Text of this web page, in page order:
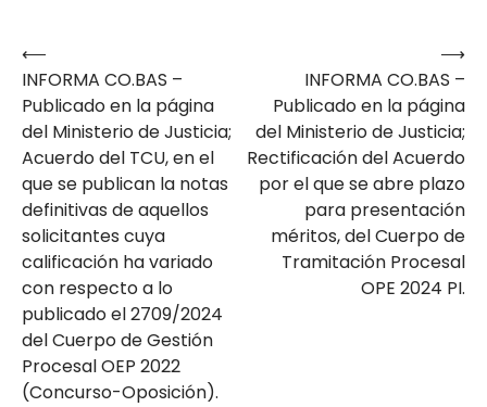
Navegación
de
entradas
⟵
INFORMA CO.BAS –
Publicado en la página
del Ministerio de Justicia;
Acuerdo del TCU, en el
que se publican la notas
definitivas de aquellos
solicitantes cuya
calificación ha variado
con respecto a lo
publicado el 2709/2024
del Cuerpo de Gestión
Procesal OEP 2022
(Concurso-Oposición).
INFORMA CO.BAS –
Publicado en la página
del Ministerio de Justicia;
Rectificación del Acuerdo
por el que se abre plazo
para presentación
méritos, del Cuerpo de
Tramitación Procesal
OPE 2024 PI.
⟶